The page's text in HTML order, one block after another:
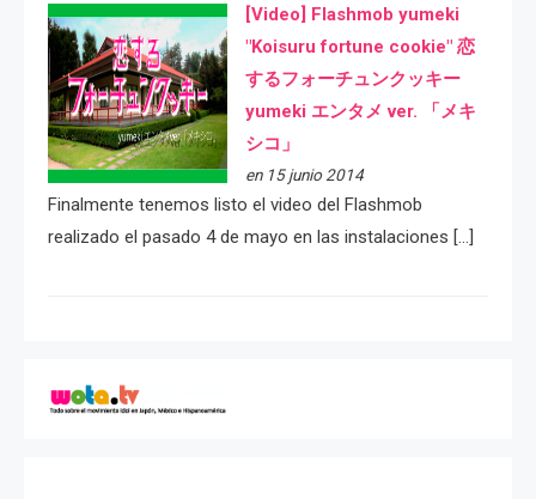
[Video] Flashmob yumeki
"Koisuru fortune cookie" 恋
するフォーチュンクッキー
yumeki エンタメ ver. 「メキ
シコ」
en 15 junio 2014
Finalmente tenemos listo el video del Flashmob
realizado el pasado 4 de mayo en las instalaciones […]